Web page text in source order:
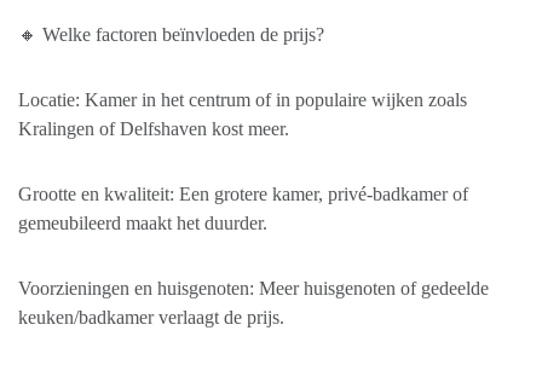
🔸 Welke factoren beïnvloeden de prijs?
Locatie: Kamer in het centrum of in populaire wijken zoals
Kralingen of Delfshaven kost meer.
Grootte en kwaliteit: Een grotere kamer, privé-badkamer of
gemeubileerd maakt het duurder.
Voorzieningen en huisgenoten: Meer huisgenoten of gedeelde
keuken/badkamer verlaagt de prijs.